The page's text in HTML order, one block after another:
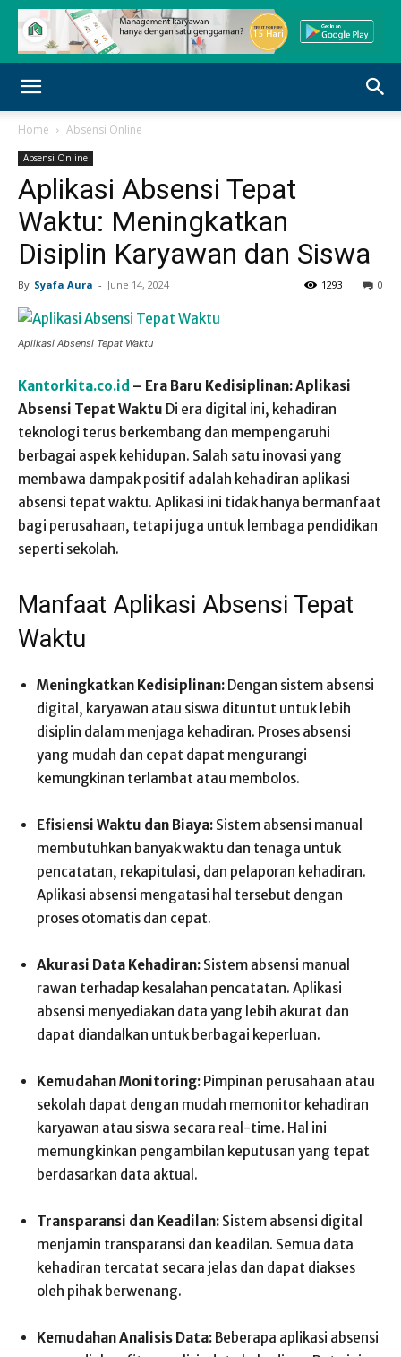
Home Absensi Online
Absensi Online
Aplikasi Absensi Tepat
Waktu: Meningkatkan
Disiplin Karyawan dan Siswa
By Syafa Aura - June 14, 2024 0
1293
Aplikasi Absensi Tepat Waktu
Kantorkita.co.id – Era Baru Kedisiplinan: Aplikasi
Absensi Tepat Waktu Di era digital ini, kehadiran
teknologi terus berkembang dan mempengaruhi
berbagai aspek kehidupan. Salah satu inovasi yang
membawa dampak positif adalah kehadiran aplikasi
absensi tepat waktu. Aplikasi ini tidak hanya bermanfaat
bagi perusahaan, tetapi juga untuk lembaga pendidikan
seperti sekolah.
Manfaat Aplikasi Absensi Tepat
Waktu
Meningkatkan Kedisiplinan: Dengan sistem absensi
digital, karyawan atau siswa dituntut untuk lebih
disiplin dalam menjaga kehadiran. Proses absensi
yang mudah dan cepat dapat mengurangi
kemungkinan terlambat atau membolos.
Efisiensi Waktu dan Biaya: Sistem absensi manual
membutuhkan banyak waktu dan tenaga untuk
pencatatan, rekapitulasi, dan pelaporan kehadiran.
Aplikasi absensi mengatasi hal tersebut dengan
proses otomatis dan cepat.
Akurasi Data Kehadiran: Sistem absensi manual
rawan terhadap kesalahan pencatatan. Aplikasi
absensi menyediakan data yang lebih akurat dan
dapat diandalkan untuk berbagai keperluan.
Kemudahan Monitoring: Pimpinan perusahaan atau
sekolah dapat dengan mudah memonitor kehadiran
karyawan atau siswa secara real-time. Hal ini
memungkinkan pengambilan keputusan yang tepat
berdasarkan data aktual.
Transparansi dan Keadilan: Sistem absensi digital
menjamin transparansi dan keadilan. Semua data
kehadiran tercatat secara jelas dan dapat diakses
oleh pihak berwenang.
Kemudahan Analisis Data: Beberapa aplikasi absensi